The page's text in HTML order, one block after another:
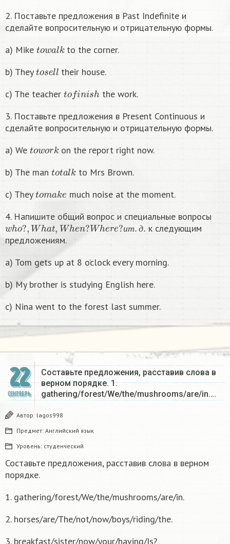
2. Поставьте предложения в Past Indefinite и
сделайте вопросительную и отрицательную формы.
a) Mike t alkto the corner.
b) They t ell their house.
c) The teacher t fn s
the work.
3. Поставьте предложения в Present Continuous и
сделайте вопросительную и отрицательную формы.
a) We t kon the report right now.
b) The man t t alkto Mrs Brown.
c) They t k
much noise at the moment.
4. Напишите общий вопрос и специальные вопросы
и т д
wh o?Wha t,When?Where?ит .д.
к следующим
предложениям.
a) Tom gets up at 8 o’clock every morning.
b) My brother is studying English here.
c) Nina went to the forest last summer.
22
СЕНТЯБРЬ
Составьте предложения, расставив слова в
верном порядке. 1.
gathering/forest/We/the/mushrooms/are/in….
Автор: lagos998
Предмет: Английский язык
Уровень: студенческий
Составьте предложения, расставив слова в верном
порядке.
1. gathering/forest/We/the/mushrooms/are/in.
2. horses/are/The/not/now/boys/riding/the.
3. breakfast/sister/now/your/having/Is?